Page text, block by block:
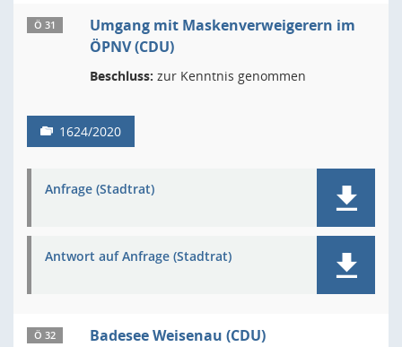
Ö 31
Umgang mit Maskenverweigerern im
ÖPNV (CDU)
Beschluss: zur Kenntnis genommen
1624/2020
Anfrage (Stadtrat)
Antwort auf Anfrage (Stadtrat)
Ö 32 Badesee Weisenau (CDU)